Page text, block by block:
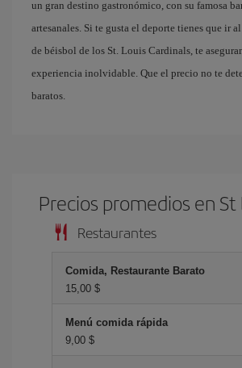
un gran destino gastronómico, con su famosa
artesanales. Si te gusta el deporte tienes que ir
de béisbol de los St. Louis Cardinals, te
experiencia inolvidable. Que el precio no te
baratos.
Precios promedios en St
Restaurantes
Comida, Restaurante Barato
15,00 $
Menú comida rápida
9,00 $